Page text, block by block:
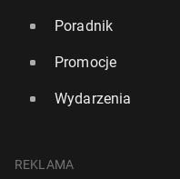
Polskie MSZ podało
Poradnik
Promocje
Wydarzenia
REKLAMA